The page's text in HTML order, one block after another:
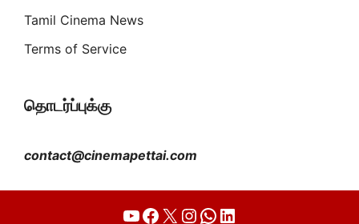
Tamil Cinema News
Terms of Service
தொடர்ப்புக்கு
contact@cinemapettai.com
YouTube
Facebook
X Instagram
WhatsApp
LinkedIn